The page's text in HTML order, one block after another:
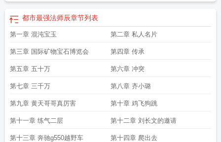
都市最强法师辰章节列表
第一章 混沌宝玉 第二章 私人名片
第三章 国际矿物宝石博览会 第四章 传承
第五章 五十万 第六章 冲突
第七章 三千万 第八章 齐小璐
第九章 黄天哥哥真厉害 第十章 鸡飞狗跳
第十一章 练气二层 第十二章 刘长文的邀请
第十三章 奔驰g550越野车 第十四章 爬出去